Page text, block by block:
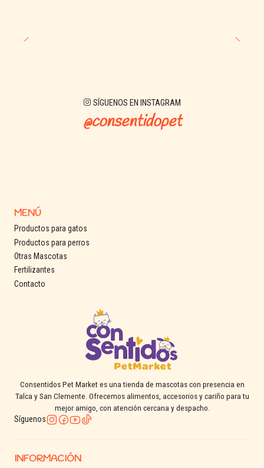
SÍGUENOS EN INSTAGRAM
@consentidopet
MENÚ
Productos para gatos
Productos para perros
Otras Mascotas
Fertilizantes
Contacto
Consentidos Pet Market es una tienda de mascotas con presencia en
Talca y San Clemente. Ofrecemos alimentos, accesorios y cariño para tu
mejor amigo, con atención cercana y despacho.
Síguenos
INFORMACIÓN